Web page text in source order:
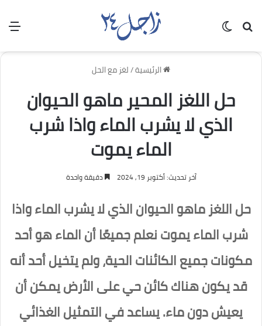
بحث عن
الرئيسية/لغز مع الحل
حل اللغز المحير ماهو الحيوان
الذي لا يشرب الماء واذا شرب
الماء يموت
آخر تحديث: أكتوبر 19, 2024 دقيقة واحدة
حل اللغزماهو الحيوان الذي لا يشربالماء واذا
شرب الماء يموت نعلم جميعًا أن الماء هو أحد
مكونات جميع الكائنات الحية، ولم يتخيل أحد أنه
قد يكون هناك كائن حي على الأرض يمكن أن
يعيش دون ماء. يساعد في التمثيل الغذائي